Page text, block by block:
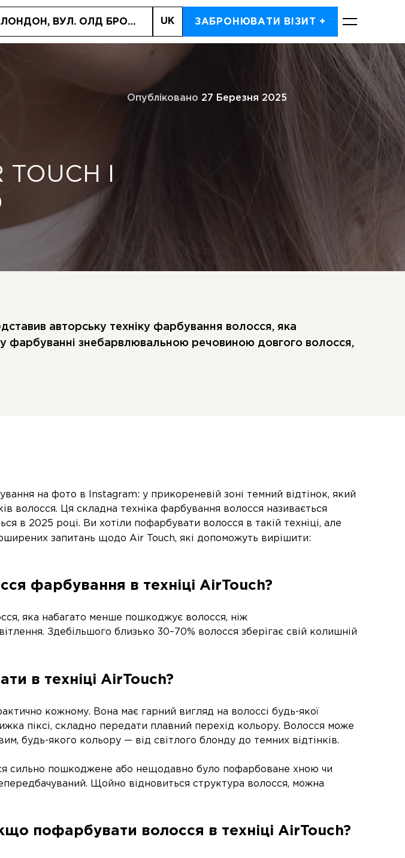
ЛОНДОН, ВУЛ. ОЛД БРОМПТОН, 62 (SOUTH KENSINGTON)
UK ЗАБРОНЮВАТИ ВІЗИТ +
І
Опубліковано 27 Березня 2025
авторську техніку фарбування волосся, яка
фарбуванні знебарвлювальною речовиною довгого волосся,
на фото в Instagram: у прикореневій зоні темний відтінок, який
волосся. Ця складна техніка фарбування волосся називається
в 2025 році. Ви хотіли пофарбувати волосся в такій техніці, але
запитань щодо Air Touch, які допоможуть вирішити:
фарбування в техніці AirTouch?
яка набагато менше пошкоджує волосся, ніж
Здебільшого близько 30–70% волосся зберігає свій колишній
в техніці AirTouch?
кожному. Вона має гарний вигляд на волоссі будь-якої
піксі, складно передати плавний перехід кольору. Волосся може
будь-якого кольору — від світлого блонду до темних відтінків.
сильно пошкоджене або нещодавно було пофарбоване хною чи
Щойно відновиться структура волосся, можна
пофарбувати волосся в техніці AirTouch?
ЗАПИСАТИСЬ